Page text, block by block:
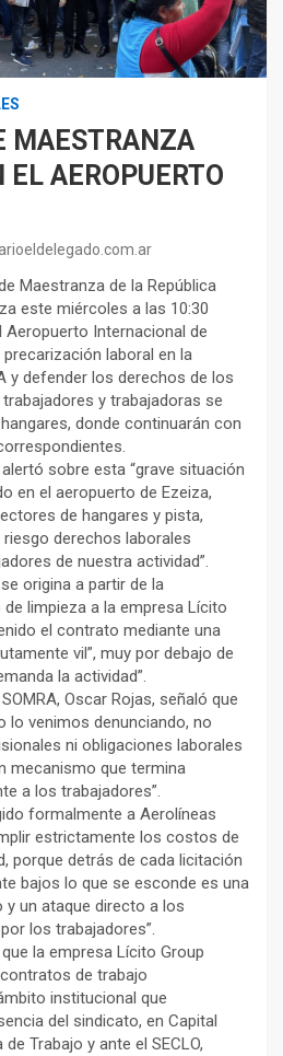
MAESTRANZA
EL AEROPUERTO
Maestranza de la República
este miércoles a las 10:30
Internacional de
laboral en la
y defender los derechos de los
y trabajadoras se
donde continuarán con
sobre esta “grave situación
en el aeropuerto de Ezeiza,
de hangares y pista,
derechos laborales
de nuestra actividad”.
origina a partir de la
limpieza a la empresa Lícito
el contrato mediante una
vil”, muy por debajo de
la actividad”.
Oscar Rojas, señaló que
lo venimos denunciando, no
ni obligaciones laborales
mecanismo que termina
a los trabajadores”.
formalmente a Aerolíneas
estrictamente los costos de
porque detrás de cada licitación
bajos lo que se esconde es una
un ataque directo a los
los trabajadores”.
la empresa Lícito Group
de trabajo
institucional que
del sindicato, en Capital
Trabajo y ante el SECLO,